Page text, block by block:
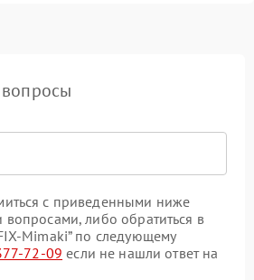
с приведенными ниже
либо обратиться в
Mimaki” по следующему
72-09 если не нашли ответ на